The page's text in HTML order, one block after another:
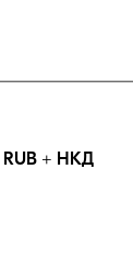
RUB + НКД